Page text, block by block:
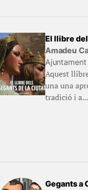
El llibre
Amadeu
Aquest
una una
tradició i a...
Gegants a